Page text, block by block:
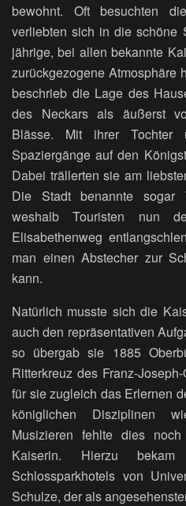
bewohnt. Oft besuchten
verliebten sich in die schöne
jährige, bei allen bekannte
zurückgezogene Atmosphäre
beschrieb die Lage des
des Neckars als äußerst
Blässe. Mit ihrer Tochter
Spaziergänge auf den
Dabei trällerten sie am
Die Stadt benannte sogar
weshalb Touristen nun
Elisabethenweg
man einen Abstecher zur
kann.
Natürlich musste sich die
auch den repräsentativen
so übergab sie 1885
Ritterkreuz des Franz-
für sie zugleich das Erlernen
königlichen Disziplinen
Musizieren fehlte dies
Kaiserin. Hierzu
Schlossparkhotels von
Schulze, der als